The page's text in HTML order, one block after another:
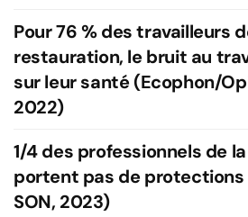
Pour 76 % des travailleurs
restauration, le bruit au
sur leur santé (Ecophon/
2022)
1/4 des professionnels de
portent pas de
SON, 2023)